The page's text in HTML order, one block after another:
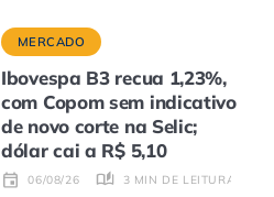
MERCADO
Ibovespa B3 recua 1,23%,
com Copom sem indicativo
de novo corte na Selic;
dólar cai a R$ 5,10
06/08/26 3 MIN DE LEITURA